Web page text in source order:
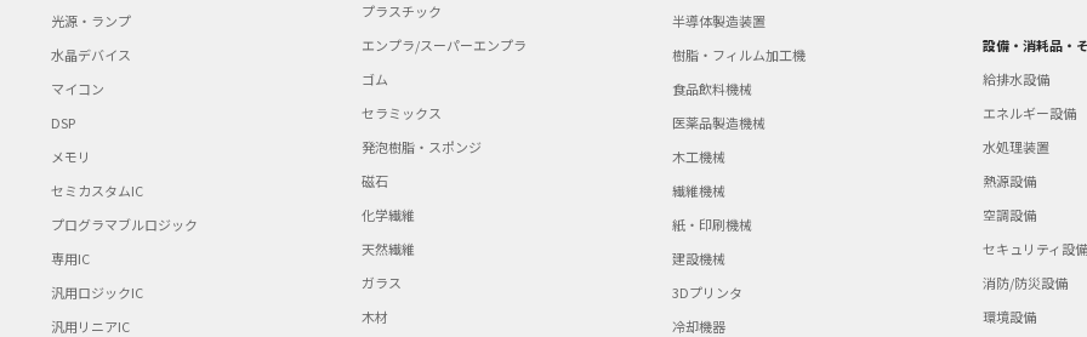
光源・ランプ
水晶デバイス
マイコン
DSP
メモリ
セミカスタムIC
プログラマブルロジック
専用IC
汎用ロジックIC
汎用リニアIC
プラスチック
エンプラ/スーパーエンプラ
ゴム
セラミックス
発泡樹脂・スポンジ
磁石
化学繊維
天然繊維
ガラス
木材
半導体製造装置
樹脂・フィルム加工機
食品飲料機械
医薬品製造機械
木工機械
繊維機械
紙・印刷機械
建設機械
3Dプリンタ
冷却機器
設備・消耗品・
給排水設備
エネルギー設備
水処理装置
熱源設備
空調設備
セキュリティ設備
消防/防災設備
環境設備